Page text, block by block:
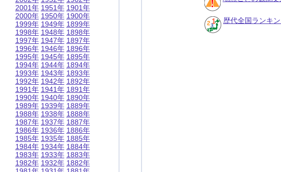
2001年
2000年
1999年
1998年
1997年
1996年
1995年
1994年
1993年
1992年
1991年
1990年
1989年
1988年
1987年
1986年
1985年
1984年
1983年
1982年
1951年
1950年
1949年
1948年
1947年
1946年
1945年
1944年
1943年
1942年
1941年
1940年
1939年
1938年
1937年
1936年
1935年
1934年
1933年
1932年
1901年
1900年
1899年
1898年
1897年
1896年
1895年
1894年
1893年
1892年
1891年
1890年
1889年
1888年
1887年
1886年
1885年
1884年
1883年
1882年
歴代全国ランキ